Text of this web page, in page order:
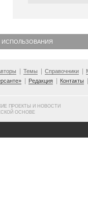
ИСПОЛЬЗОВАНИЯ
Темы Справочники
Редакция Контакты
ПРОЕКТЫ И НОВОСТИ
ОСНОВЕ